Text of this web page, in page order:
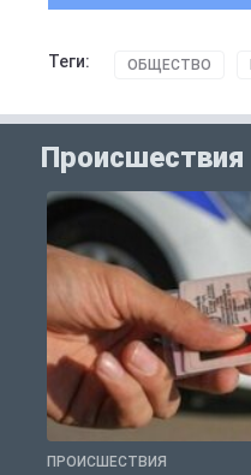
Теги: ОБЩЕСТВО
Происшествия
ПРОИСШЕСТВИЯ